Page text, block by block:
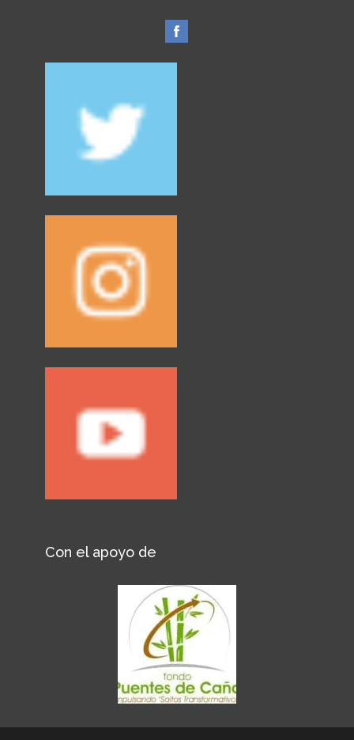
Con el apoyo de